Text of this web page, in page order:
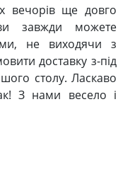
вечорів ще довго
завжди можете
не виходячи з
доставку з-під
столу. Ласкаво
З нами весело і